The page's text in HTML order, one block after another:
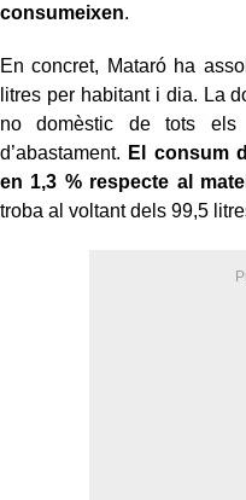
consumeixen.
En concret, Mataró ha
litres per habitant i dia. La
no domèstic de tots els
d’abastament. El consum
en 1,3 % respecte al
troba al voltant dels 99,5